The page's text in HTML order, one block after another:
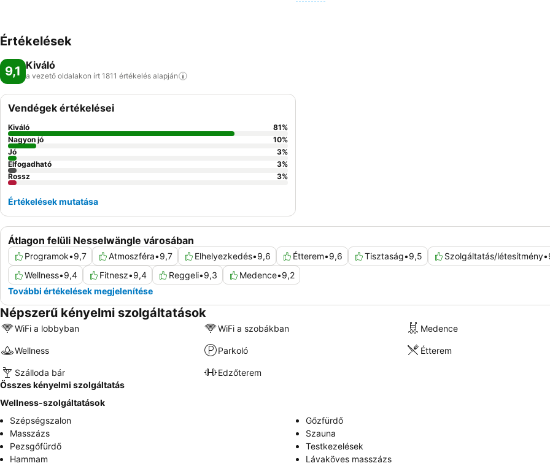
Értékelések
9,1 Kiváló
a vezető oldalakon írt 1811 értékelés alapján
Átlagon felüli Nesselwängle városában
Programok•9,7 Atmoszféra•9,7 Elhelyezkedés•9,6 Étterem•9,6 Tisztaság•9,5 Szolgáltatás/létesítmény•
Wellness•9,4 Fitnesz•9,4 Reggeli•9,3 Medence•9,2
További értékelések megjelenítése
Vendégek értékelései
Kiváló 81%
Nagyon jó
10%
Jó
3%
Elfogadható
3%
Rossz
3%
Értékelések mutatása
Népszerű kényelmi szolgáltatások
WiFi a lobbyban WiFi a szobákban Medence
Wellness Parkoló Étterem
Szálloda bár
Edzőterem
Összes kényelmi szolgáltatás
Wellness-szolgáltatások
Szépségszalon
Gőzfürdő
Masszázs
Szauna
Pezsgőfürdő
Testkezelések
Hammam
Lávaköves masszázs